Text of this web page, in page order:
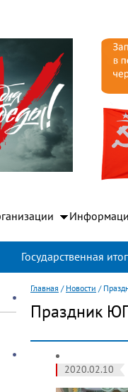
Государственная
Главная / Новости /
Праздник
2020.02.10